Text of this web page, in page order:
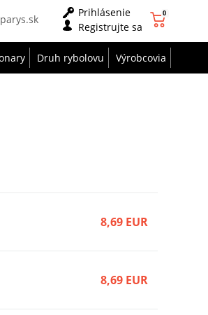
Prihlásenie
Registrujte sa
0
Druh rybolovu Výrobcovia
8,69 EUR
8,69 EUR